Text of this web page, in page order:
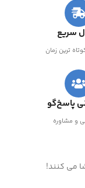
سریع
ترین زمان
پاسخ‌گو
و مشاوره
می کنند!